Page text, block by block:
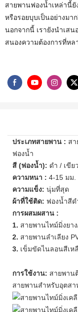
สายพานฟองน้ำเหล่านี้
หรือรอยบุบเป็นอย่างมา
นอกจากนี้ เรายังนำเส
สนองความต้องการที่หล
ประเภทสายพาน : ส
ฟองน้ำ
สี (ฟองน้ำ): ดำ / เขีย
ความหนา : 4-15 มม.
ความแข็ง: นุ่มที่สุด
ผ้าที่ใช้ติด: ฟองน้ำสีด
การผสมผสาน :
1. สายพานไทม์มิ่งยา
2. สายพานลำเลียง
3. เข็มขัดไนลอนสีเห
การใช้งาน: สายพาน
สายพานสำหรับอุตสา